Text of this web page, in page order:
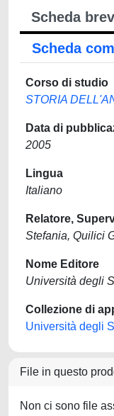
Scheda
Scheda
Corso di studio
STORIA
Data di
2005
Lingua
Italiano
Relatore,
Stefania, Quilici
Nome Editore
Università degli
Collezione di
Università degli
File in questo
Non ci sono file